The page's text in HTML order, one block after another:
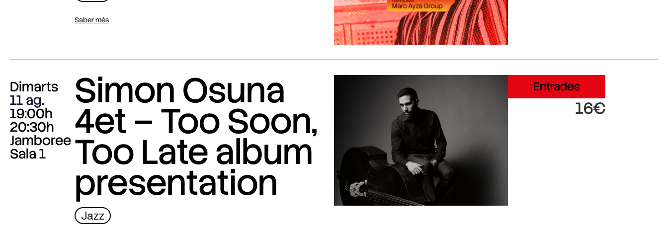
Saber més
Dimarts
11 ag.
19:00h
20:30h
Jamboree
Sala 1
Simon Osuna
4et – Too Soon,
Too Late album
presentation
Jazz
Entrades
16€